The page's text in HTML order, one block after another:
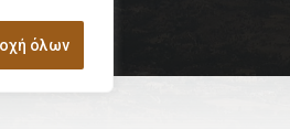
όλων